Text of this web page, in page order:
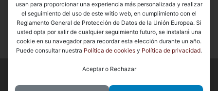
Basílica de Nuestra Señora del Carmen Coronada
los derechos reservados
usan para proporcionar una experiencia más personalizada y realizar
el seguimiento del uso de este witio web, en cumplimiento con el
Reglamento General de Protección de Datos de la Unión Europea. Si
usted opta por salir de cualquier seguimiento futuro, se instalará una
cookie en su navegador para recordar esta elección durante un año.
Puede consultar nuestra Política de cookies y Política de privacidad.
Aceptar o Rechazar